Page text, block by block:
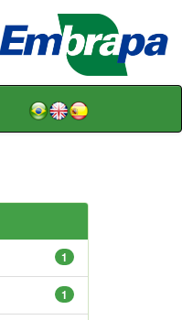
1
1